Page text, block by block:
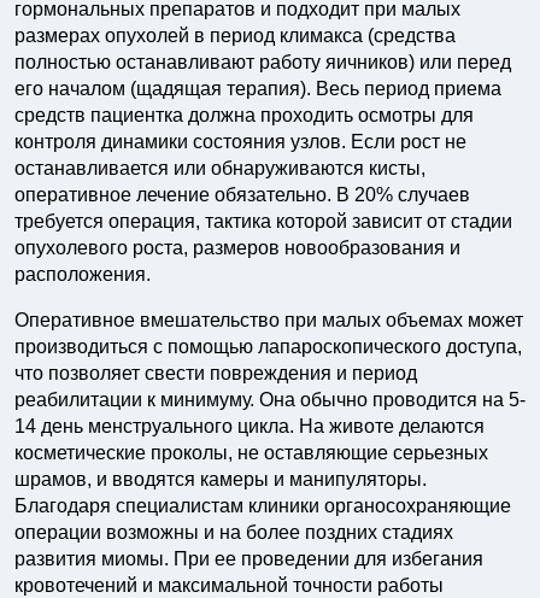
гормональных препаратов и подходит при малых
размерах опухолей в период климакса (средства
полностью останавливают работу яичников) или перед
его началом (щадящая терапия). Весь период приема
средств пациентка должна проходить осмотры для
контроля динамики состояния узлов. Если рост не
останавливается или обнаруживаются кисты,
оперативное лечение обязательно. В 20% случаев
требуется операция, тактика которой зависит от стадии
опухолевого роста, размеров новообразования и
расположения.
Оперативное вмешательство при малых объемах может
производиться с помощью лапароскопического доступа,
что позволяет свести повреждения и период
реабилитации к минимуму. Она обычно проводится на 5-
14 день менструального цикла. На животе делаются
косметические проколы, не оставляющие серьезных
шрамов, и вводятся камеры и манипуляторы.
Благодаря специалистам клиники органосохраняющие
операции возможны и на более поздних стадиях
развития миомы. При ее проведении для избегания
кровотечений и максимальной точности работы